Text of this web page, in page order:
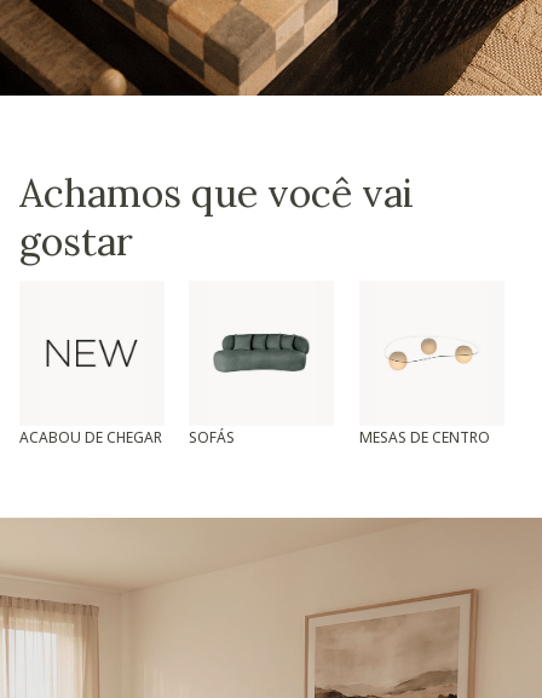
Achamos que você vai
gostar
ACABOU DE CHEGAR SOFÁS MESAS DE CENTRO